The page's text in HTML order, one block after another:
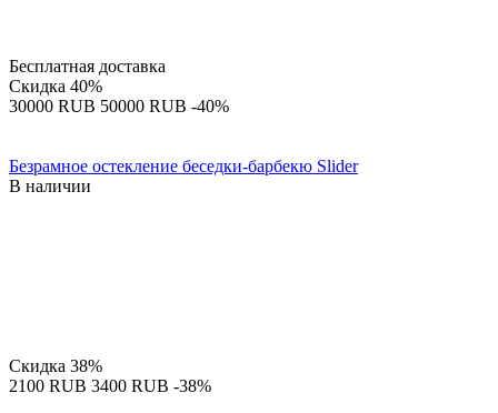
Бесплатная доставка
Скидка 40%
‍30000‍ RUB ‍50000‍ RUB -40%
Безрамное остекление беседки-барбекю Slider
В наличии
Скидка 38%
‍2100‍ RUB ‍3400‍ RUB -38%